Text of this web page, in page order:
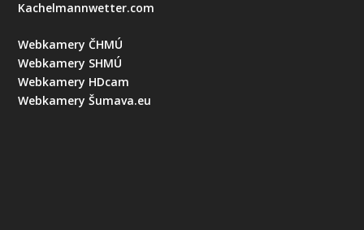
Kachelmannwetter.com
Webkamery ČHMÚ
Webkamery SHMÚ
Webkamery HDcam
Webkamery Šumava.eu